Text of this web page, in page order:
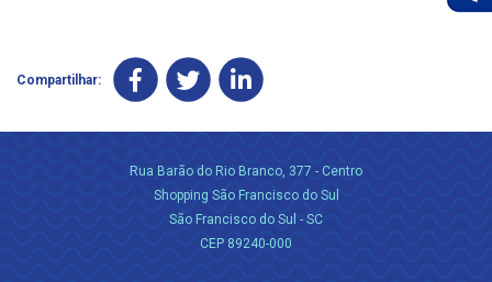
Compartilhar:
Rua Barão do Rio Branco, 377 - Centro
Shopping São Francisco do Sul
São Francisco do Sul - SC
CEP 89240-000